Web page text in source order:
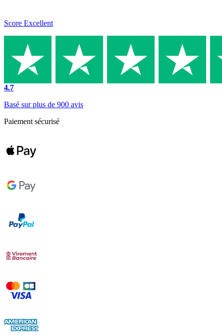
Score Excellent
4.7
Basé sur plus de 900 avis
Paiement sécurisé